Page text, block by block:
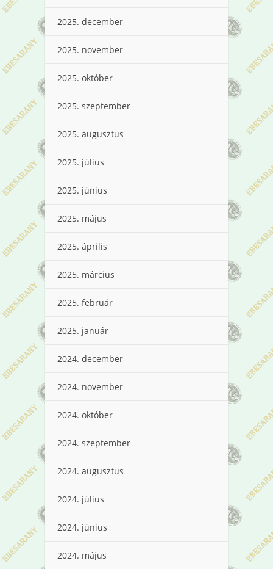
2025. december
2025. november
2025. október
2025. szeptember
2025. augusztus
2025. július
2025. június
2025. május
2025. április
2025. március
2025. február
2025. január
2024. december
2024. november
2024. október
2024. szeptember
2024. augusztus
2024. július
2024. június
2024. május